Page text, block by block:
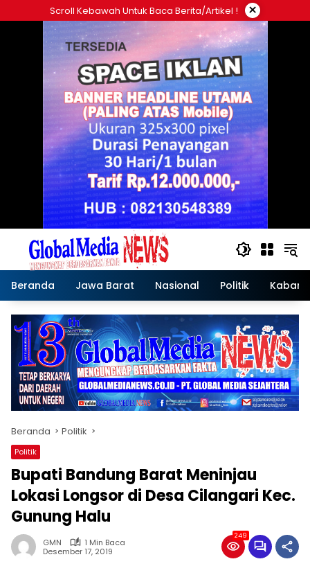
ke
Scroll Kebawah Untuk Baca Berita/artikel ! ×
Beranda Jawa Barat Nasional Politik Kabar
Beranda Politik
Politik
Bupati Bandung Barat Meninjau
Lokasi Longsor di Desa Cilangari Kec.
Gunung Halu
GMN
1 Min Baca
Desember 17, 2019
249